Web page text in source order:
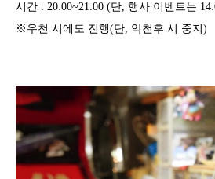
시간 : 20:00~21:00 (단, 행사 이벤트는
※우천 시에도 진행(단, 악천후 시 중지)